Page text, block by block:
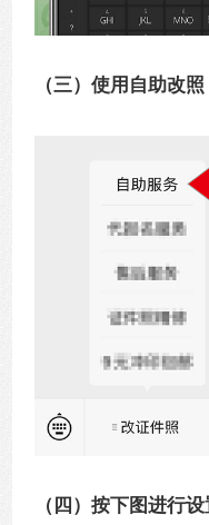
（三）使用自助改
（四）按下图进行